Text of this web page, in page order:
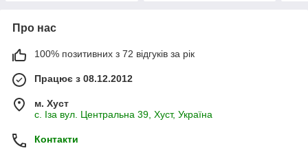
Про нас
100% позитивних з 72 відгуків за рік
Працює з 08.12.2012
м. Хуст
с. Іза вул. Центральна 39, Хуст, Україна
Контакти